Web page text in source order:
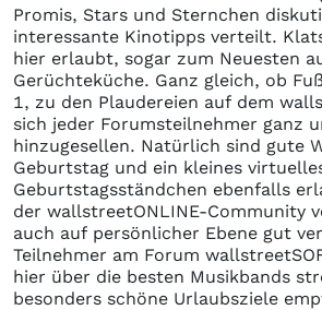
Promis, Stars und Sternchen
interessante Kinotipps verteilt.
hier erlaubt, sogar zum Neuesten
Gerüchteküche. Ganz gleich, ob
1, zu den Plaudereien auf dem
sich jeder Forumsteilnehmer ganz
hinzugesellen. Natürlich sind gute
Geburtstag und ein kleines
Geburtstagsständchen ebenfalls
der wallstreetONLINE-Community
auch auf persönlicher Ebene gut
Teilnehmer am Forum
hier über die besten Musikbands
besonders schöne Urlaubsziele